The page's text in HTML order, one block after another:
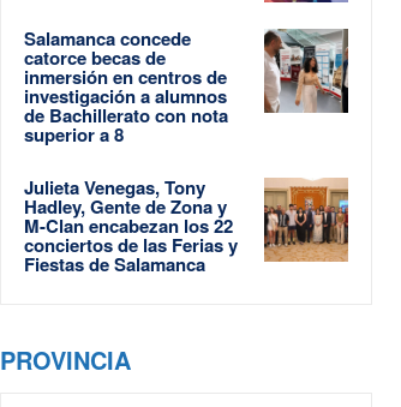
Salamanca concede
catorce becas de
inmersión en centros de
investigación a alumnos
de Bachillerato con nota
superior a 8
Julieta Venegas, Tony
Hadley, Gente de Zona y
M-Clan encabezan los 22
conciertos de las Ferias y
Fiestas de Salamanca
PROVINCIA